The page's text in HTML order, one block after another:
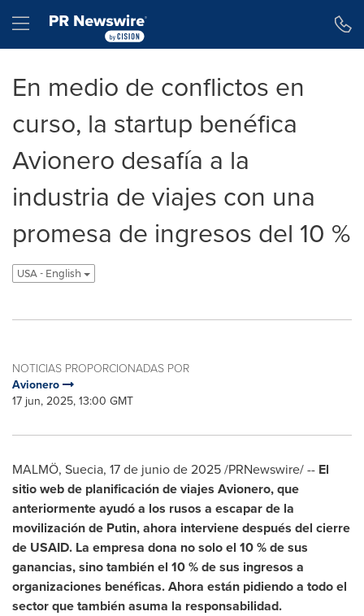
Hamburger menu
En medio de conflictos en
curso, la startup benéfica
Avionero desafía a la
industria de viajes con una
promesa de ingresos del 10 %
USA - English
NOTICIAS PROPORCIONADAS POR
Avionero
17 jun, 2025, 13:00 GMT
MALMÖ, Suecia, 17 de junio de 2025/PRNewswire/ -- El
sitio web de planificación de viajes Avionero, que
anteriormente ayudó a los rusos a escapar de la
movilización de Putin, ahora interviene después del cierre
de USAID. La empresa dona no solo el 10 % de sus
ganancias, sino también el 10 % de sus ingresos a
organizaciones benéficas. Ahora están pidiendo a todo el
sector que también asuma la responsabilidad.